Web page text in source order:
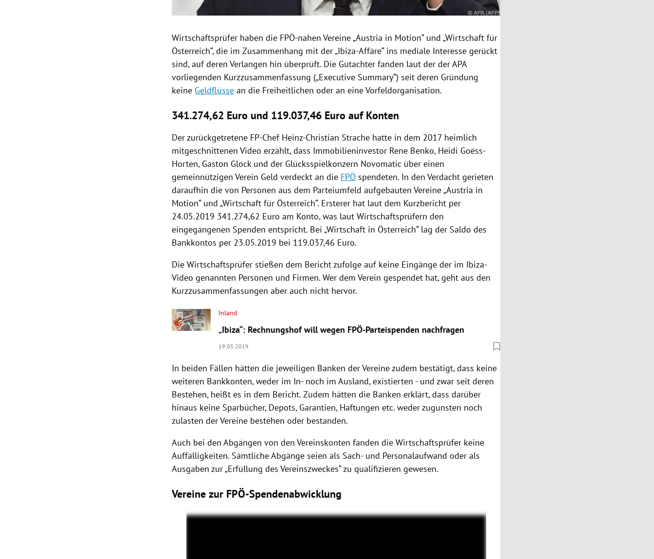
Wirtschaftsprüfer haben die FPÖ-nahen Vereine „Austria in Motion“ und „Wirtschaft für
Österreich“, die im Zusammenhang mit der „Ibiza-Affäre“ ins mediale Interesse gerückt
sind, auf deren Verlangen hin überprüft. Die Gutachter fanden laut der derAPA
vorliegenden Kurzzusammenfassung („Executive Summary“) seit deren Gründung
keine Geldflüsse an die Freiheitlichen oder an eine Vorfeldorganisation.
341.274,62 Euro und 119.037,46 Euro auf Konten
Der zurückgetretene FP-Chef Heinz-Christian Strache hatte in dem 2017 heimlich
mitgeschnittenen Video erzählt, dass Immobilieninvestor Rene Benko, Heidi Goëss-
Horten, Gaston Glockund der Glücksspielkonzern Novomatic über einen
gemeinnützigen Verein Geld verdeckt an die FPÖ spendeten. In den Verdacht gerieten
daraufhin die von Personen aus dem Parteiumfeld aufgebauten Vereine „Austria in
Motion“ und „Wirtschaft für Österreich“. Ersterer hat laut dem Kurzbericht per
24.05.2019 341.274,62 Euro am Konto, was laut Wirtschaftsprüfern den
eingegangenen Spenden entspricht. Bei „Wirtschaft in Österreich“ lag der Saldo des
Bankkontos per 23.05.2019 bei 119.037,46 Euro.
Die Wirtschaftsprüfer stießen dem Bericht zufolge auf keine Eingänge der im Ibiza-
Video genannten Personen und Firmen. Wer dem Verein gespendet hat, geht aus den
Kurzzusammenfassungen aber auch nicht hervor.
Inland
„Ibiza“: Rechnungshof will wegen FPÖ-Parteispenden nachfragen
19.05.2019
In beiden Fällen hätten die jeweiligen Banken der Vereine zudem bestätigt, dass keine
weiteren Bankkonten, weder im In- noch im Ausland, existierten - und zwar seit deren
Bestehen, heißt es in dem Bericht. Zudem hätten die Banken erklärt, dass darüber
hinaus keine Sparbücher, Depots, Garantien, Haftungen etc. weder zugunsten noch
zulasten der Vereine bestehen oder bestanden.
Auch bei den Abgängen von den Vereinskonten fanden die Wirtschaftsprüfer keine
Auffälligkeiten. Sämtliche Abgänge seien als Sach- und Personalaufwand oder als
Ausgaben zur „Erfüllung des Vereinszweckes“ zu qualifizieren gewesen.
Vereine zur FPÖ-Spendenabwicklung